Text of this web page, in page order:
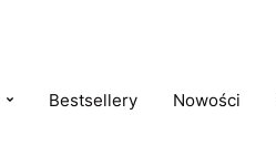
Bestsellery Nowości